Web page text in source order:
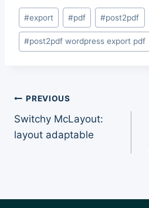
Post
Tags:
#export #pdf #post2pdf
#post2pdf wordpress export pdf
Post
navigation
PREVIOUS
Switchy McLayout:
layout adaptable